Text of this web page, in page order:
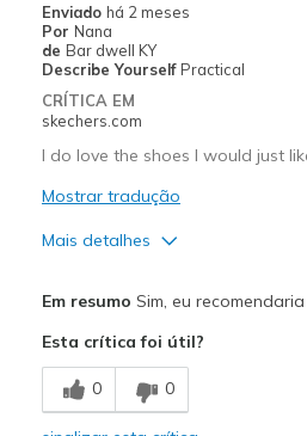
Width
Sizing
Feels true to
View On Shoes
Enviado há 2 meses
Por Nana
de Bar dwell KY
Describe Yourself Practical
CRÍTICA EM
skechers.com
I do love the shoes I would just
Mostrar tradução
Mais detalhes
Breathe Well
Comfortable
Em resumo Sim, eu
Esta crítica foi útil?
0 0